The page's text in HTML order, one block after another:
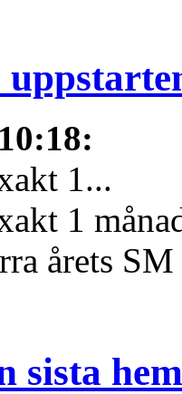
:
1...
1
årets
sista